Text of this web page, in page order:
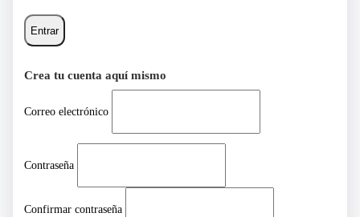
Entrar
Crea tu cuenta aquí mismo
Correo electrónico
Contraseña
Confirmar contraseña